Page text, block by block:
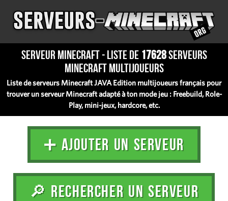
Serveur Minecraft - Liste de 17628serveurs
Minecraft multijoueurs
Liste de serveurs Minecraft JAVA Edition multijoueurs français pour
trouver un serveur Minecraft adapté à ton mode jeu : Freebuild, Role-
Play, mini-jeux, hardcore, etc.
➕ AJOUTER UN SERVEUR
🔎 RECHERCHER UN SERVEUR